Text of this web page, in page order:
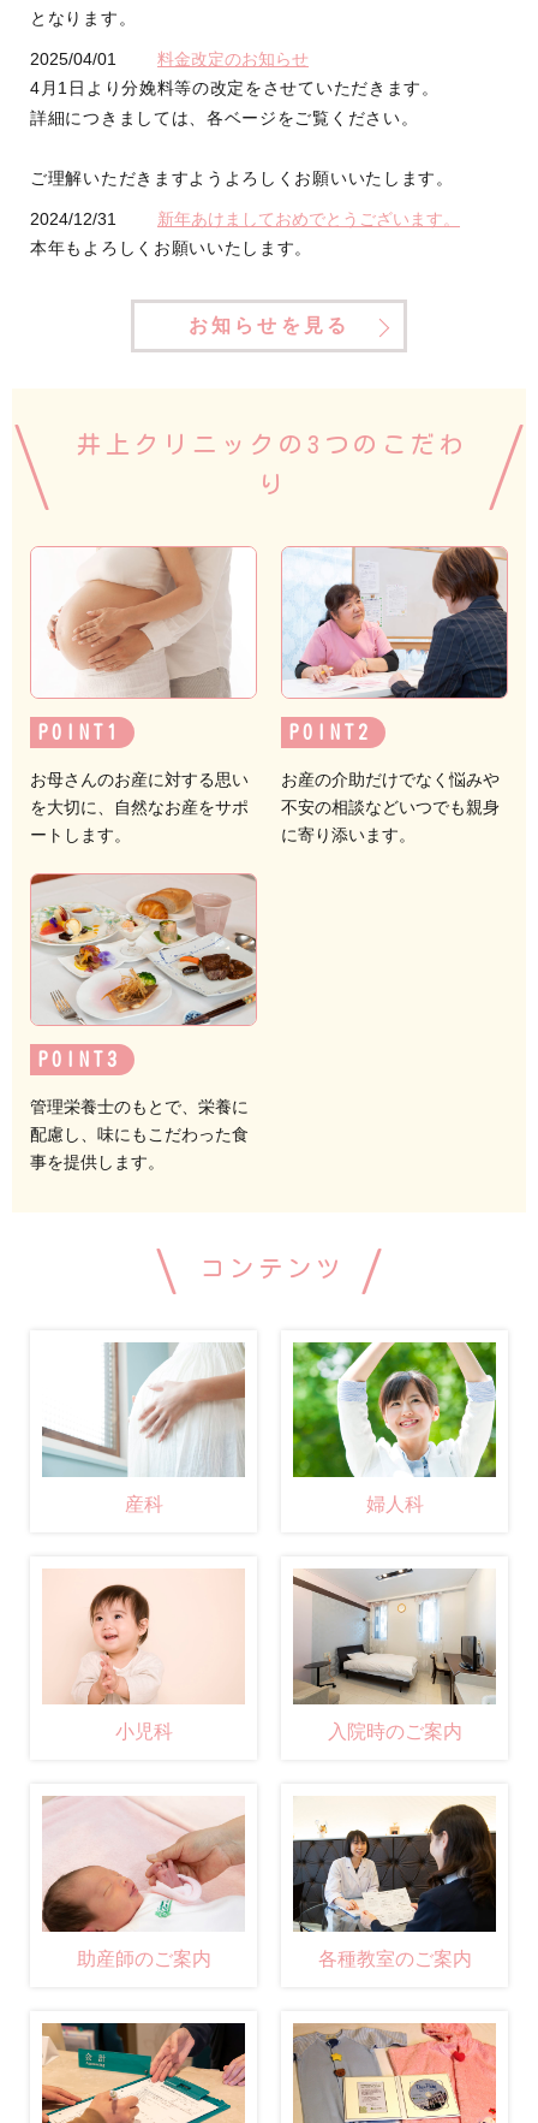
となります。
2025/04/01
料金改定のお知らせ
4月1日より分娩料等の改定をさせていただきます。
詳細につきましては、各ベージをご覧ください。
ご理解いただきますようよろしくお願いいたします。
2024/12/31
新年あけましておめでとうございます。
本年もよろしくお願いいたします。
お知らせを見る
井上クリニックの3つのこだわ
り
POINT
お母さんのお産に対する思い
を大切に、自然なお産をサポ
ートします。
POINT
お産の介助だけでなく悩みや
不安の相談などいつでも親身
に寄り添います。
POINT
管理栄養士のもとで、栄養に
配慮し、味にもこだわった食
事を提供します。
コンテンツ
産科 婦人科
小児科 入院時のご案内
助産師のご案内 各種教室のご案内